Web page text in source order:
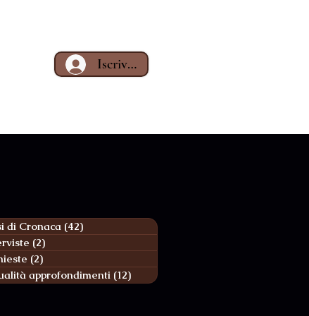
Iscriviti
di Cronaca (42)
(2)
(2)
approfondimenti (12) 12 post